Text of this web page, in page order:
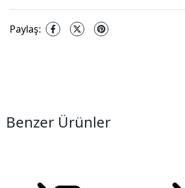
Paylaş:
Benzer Ürünler